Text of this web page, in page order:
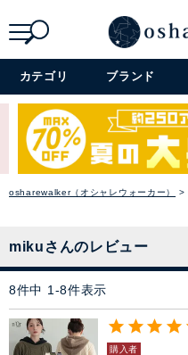
カテゴリ ブランド
osharewalker（オシャレウォーカー）
mikuさんのレビュー
8件中 1 -8件表示
購入者